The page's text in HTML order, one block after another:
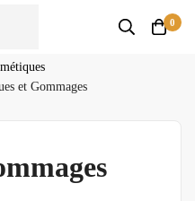
0
et Gommages